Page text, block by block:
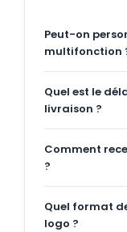
Peut-on
multifonction
Quel est le
livraison ?
Comment
?
Quel format
logo ?